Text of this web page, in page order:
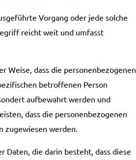
Vorgang oder jede solche
reicht weit und umfasst
Weise, dass die personenbezogenen
betroffenen Person
aufbewahrt werden und
dass die personenbezogenen
werden.
Daten, die darin besteht, dass diese